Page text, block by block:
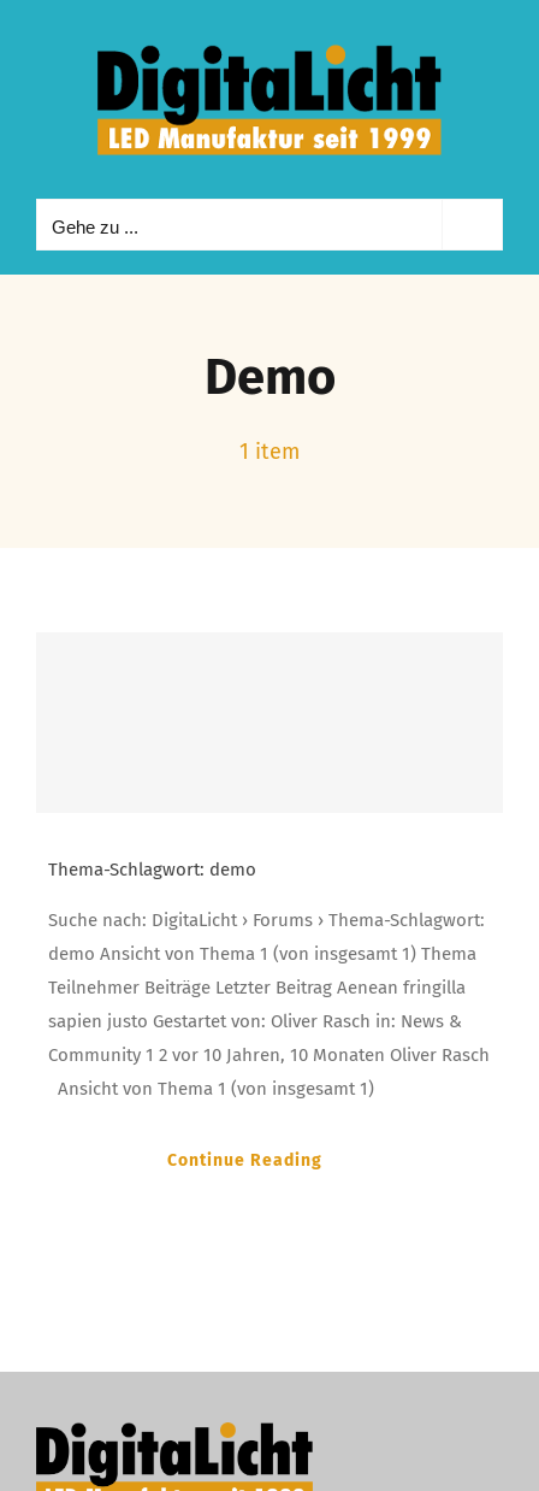
Gehe zu ...
Demo
1 item
Thema-Schlagwort: demo
Suche nach: DigitaLicht › Forums › Thema-Schlagwort:
demo Ansicht von Thema 1 (von insgesamt 1) Thema
Teilnehmer Beiträge Letzter Beitrag Aenean fringilla
sapien justo Gestartet von: Oliver Rasch in: News &
Community 1 2 vor 10 Jahren, 10 Monaten Oliver Rasch
Ansicht von Thema 1 (von insgesamt 1)
Continue Reading